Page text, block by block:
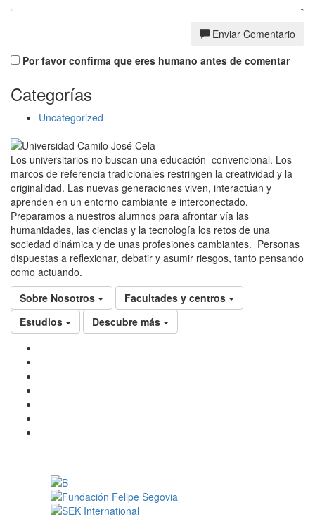
Enviar Comentario
Por favor confirma que eres humano antes de comentar
Categorías
Uncategorized
Los universitarios no buscan una educación convencional. Los
marcos de referencia tradicionales restringen la creatividad y la
originalidad. Las nuevas generaciones viven, interactúan y
aprenden en un entorno cambiante e interconectado.
Preparamos a nuestros alumnos para afrontar vía las
humanidades, las ciencias y la tecnología los retos de una
sociedad dinámica y de unas profesiones cambiantes. Personas
dispuestas a reflexionar, debatir y asumir riesgos, tanto pensando
como actuando.
Sobre Nosotros
Facultades y centros
Estudios
Descubre más